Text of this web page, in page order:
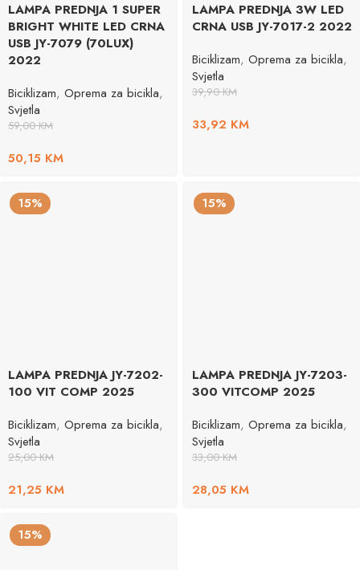
LAMPA PREDNJA 1 SUPER
BRIGHT WHITE LED CRNA
USB JY-7079 (70LUX)
2022
Biciklizam, Oprema za bicikla,
Svjetla
59,00KM
50,15 KM
LAMPA PREDNJA 3W LED
CRNA USB JY-7017-2 2022
Biciklizam, Oprema za bicikla,
Svjetla
39,90KM
33,92 KM
15%
LAMPA PREDNJA JY-7202-
100 VIT COMP 2025
Biciklizam, Oprema za bicikla,
Svjetla
25,00KM
21,25 KM
15%
LAMPA PREDNJA JY-7203-
300 VITCOMP 2025
Biciklizam, Oprema za bicikla,
Svjetla
33,00KM
28,05 KM
15%